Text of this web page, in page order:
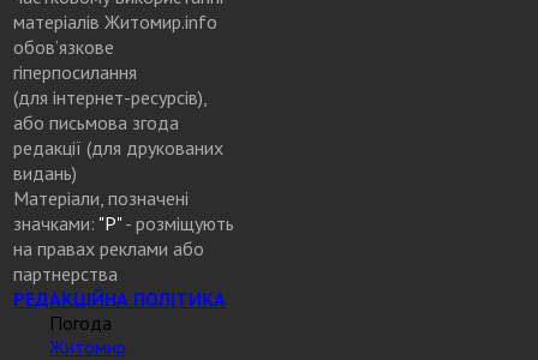
матеріалів Житомир.info
обов’язкове
гіперпосилання
(для інтернет-ресурсів),
або письмова згода
редакції (для друкованих
видань)
Матеріали, позначені
значками: "Р"- розміщують
на правах реклами або
партнерства
РЕДАКЦІЙНА ПОЛІТИКА
Погода
Житомир